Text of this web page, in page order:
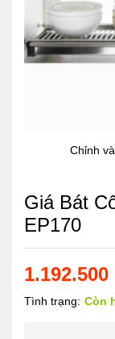
Chỉnh
Giá Bát
EP170
1.192.500
Tình trạng: Còn